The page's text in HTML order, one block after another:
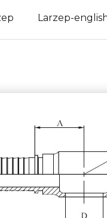
Larzep-